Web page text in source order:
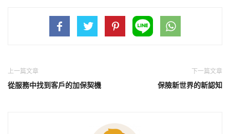
上一篇文章
從服務中找到客戶的加保契機
下一篇文章
保險新世界的新認知